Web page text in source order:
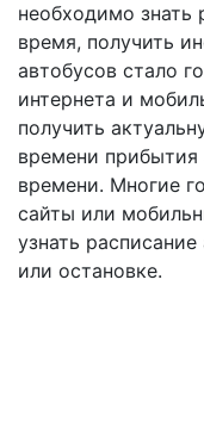
необходимо знать
время, получить
автобусов стало
интернета и
получить
времени прибытия
времени. Многие
сайты или
узнать
или остановке.